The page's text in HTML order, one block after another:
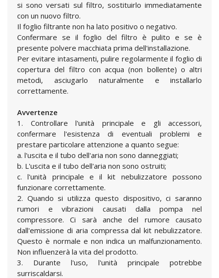
si sono versati sul filtro, sostituirlo immediatamente
con un nuovo filtro.
Il foglio filtrante non ha lato positivo o negativo.
Confermare se il foglio del filtro è pulito e se è
presente polvere macchiata prima dell'installazione.
Per evitare intasamenti, pulire regolarmente il foglio di
copertura del filtro con acqua (non bollente) o altri
metodi, asciugarlo naturalmente e installarlo
correttamente.
Avvertenze
1. Controllare l'unità principale e gli accessori,
confermare l'esistenza di eventuali problemi e
prestare particolare attenzione a quanto segue:
a. l'uscita e il tubo dell'aria non sono danneggiati;
b. L'uscita e il tubo dell'aria non sono ostruiti;
c. l'unità principale e il kit nebulizzatore possono
funzionare correttamente.
2. Quando si utilizza questo dispositivo, ci saranno
rumori e vibrazioni causati dalla pompa nel
compressore. Ci sarà anche del rumore causato
dall'emissione di aria compressa dal kit nebulizzatore.
Questo è normale e non indica un malfunzionamento.
Non influenzerà la vita del prodotto.
3. Durante l'uso, l'unità principale potrebbe
surriscaldarsi.